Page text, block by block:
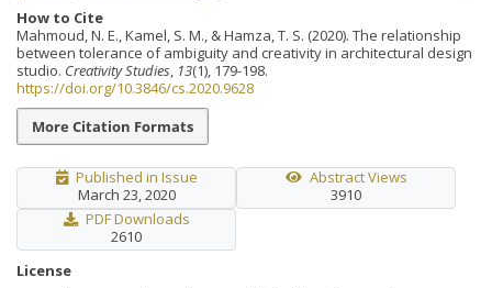
How to Cite
Mahmoud, N. E., Kamel, S. M., & Hamza, T. S. (2020). The relationship
between tolerance of ambiguity and creativity in architectural design
studio. Creativity Studies 13(1), 179-198.
https://doi.org/10.3846/cs.2020.9628
More Citation Formats
Published in Issue
March 23, 2020
Abstract Views
3910
PDF Downloads
2610
License